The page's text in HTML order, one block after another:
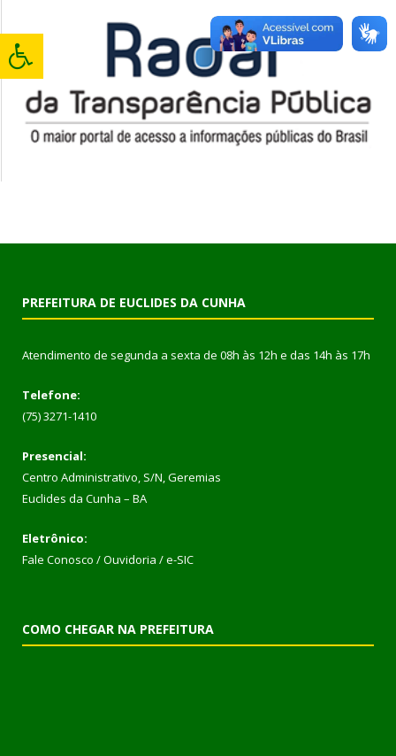
PREFEITURA DE EUCLIDES DA CUNHA
Atendimento de segunda a sexta de 08h às 12h e das 14h às 17h
Telefone:
(75) 3271-1410
Presencial:
Centro Administrativo, S/N, Geremias
Euclides da Cunha – BA
Eletrônico:
Fale Conosco / Ouvidoria / e-SIC
COMO CHEGAR NA PREFEITURA